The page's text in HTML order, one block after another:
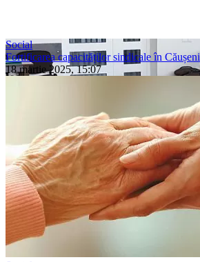
Social
Fortificarea capacităților sindicale în Căușeni
18 martie 2025, 15:07